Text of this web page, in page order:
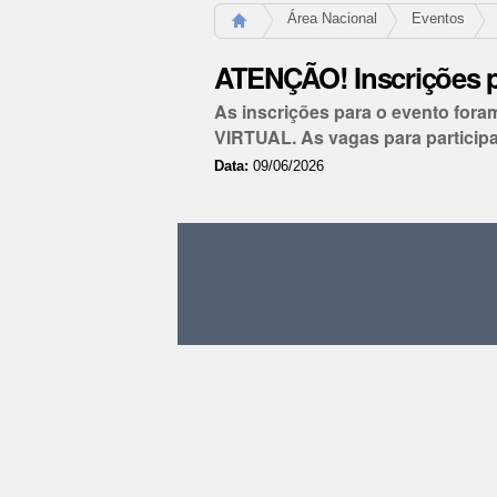
Área Nacional Eventos
ATENÇÃO!
As inscrições para o evento
VIRTUAL. As vagas para
Data: 09/06/2026
documento